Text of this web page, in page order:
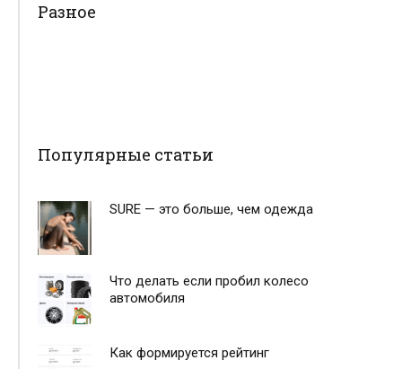
Разное
Популярные статьи
SURE — это больше, чем одежда
Что делать если пробил колесо
автомобиля
Как формируется рейтинг